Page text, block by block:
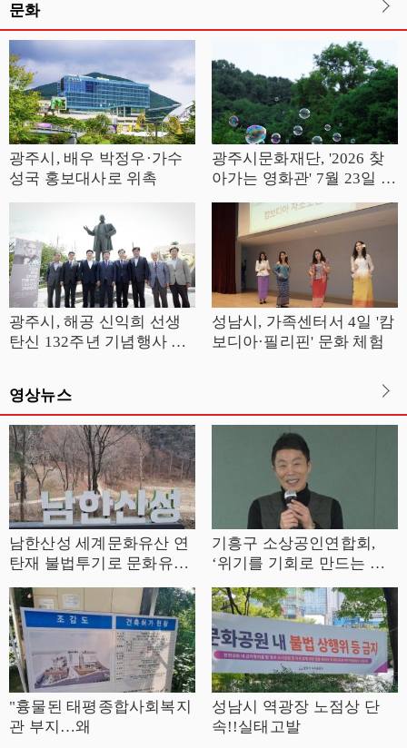
문화
광주시, 배우 박정우·가수
성국 홍보대사로 위촉
광주시문화재단, '2026 찾
아가는 영화관' 7월 23일 노
곡어린이공원서 2회차 개
광주시, 해공 신익희 선생
탄신 132주년 기념행사 개
성남시, 가족센터서 4일 '캄
보디아·필리핀' 문화 체험
영상뉴스
남한산성 세계문화유산 연
탄재 불법투기로 문화유산
훼손.
기흥구 소상공인연합회,
‘위기를 기회로 만드는 탄
소중립’ 역량강화 교육 성
료
"흉물된 태평종합사회복지
관 부지…왜
성남시 역광장 노점상 단
속!!실태고발